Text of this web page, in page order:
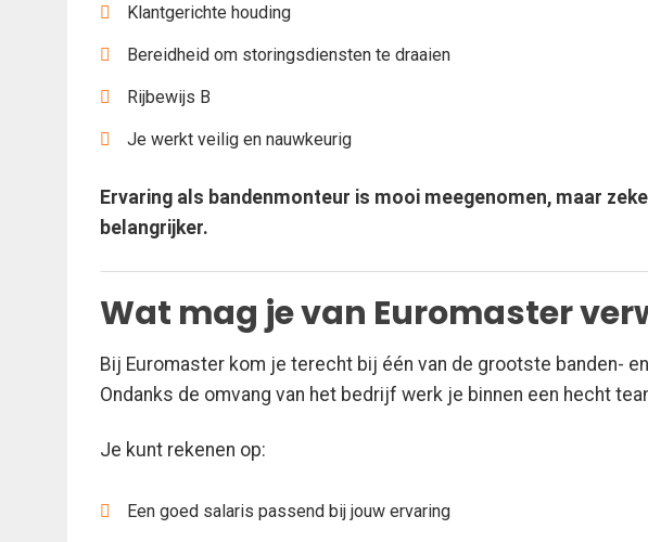
Klantgerichte houding
Bereidheid om storingsdiensten te draaien
Rijbewijs B
Je werkt veilig en nauwkeurig
Ervaring als bandenmonteur is mooi meegenomen, maar
belangrijker.
Wat mag je van Euromaster
Bij Euromaster kom je terecht bij één van de grootste banden-
Ondanks de omvang van het bedrijf werk je binnen een hecht
Je kunt rekenen op:
Een goed salaris passend bij jouw ervaring